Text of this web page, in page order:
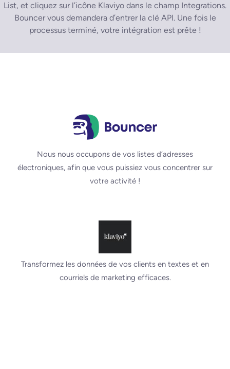
List, et cliquez sur l’icône Klaviyo dans le champ Integrations.
Bouncer vous demandera d’entrer la clé API. Une fois le
processus terminé, votre intégration est prête !
Nous nous occupons de vos listes d’adresses
électroniques, afin que vous puissiez vous concentrer sur
votre activité !
Transformez les données de vos clients en textes et en
courriels de marketing efficaces.